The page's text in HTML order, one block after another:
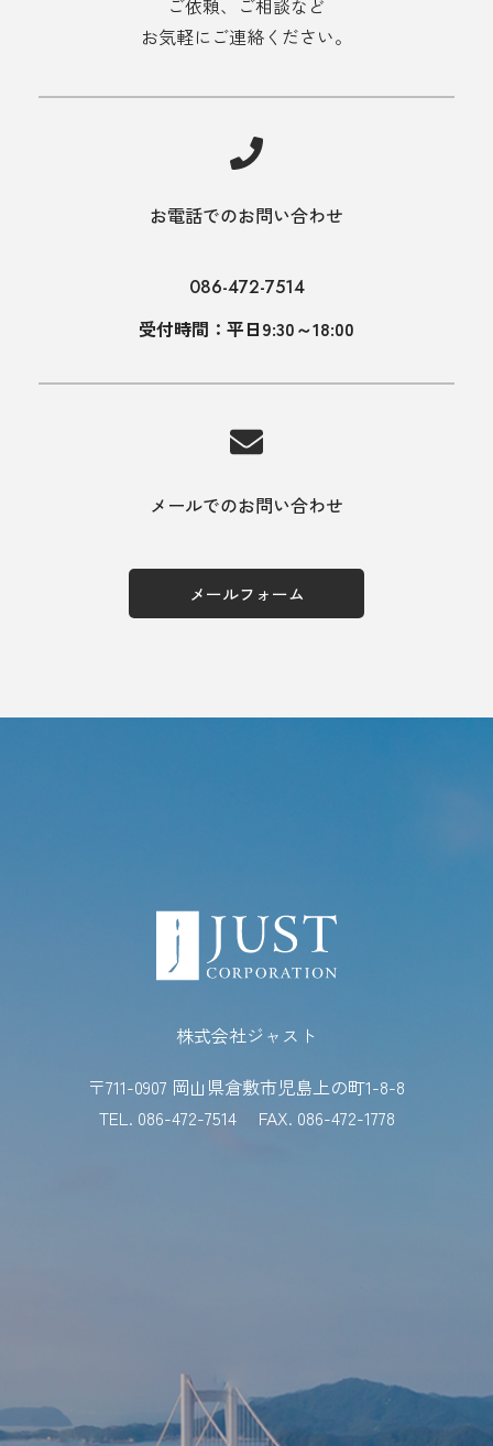
ご依頼、ご相談など
お気軽にご連絡ください。
お電話でのお問い合わせ
086-472-7514
受付時間：平日9:30～18:00
メールでのお問い合わせ
メールフォーム
株式会社ジャスト
〒711-0907 岡山県倉敷市児島上の町1-8-8
TEL. 086-472-7514
FAX. 086-472-1778